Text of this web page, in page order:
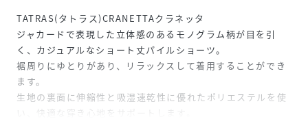
TATRAS(タトラス)CRANETTAクラネッタ
ジャカードで表現した立体感のあるモノグラム柄が目を引
く、カジュアルなショート丈パイルショーツ。
裾周りにゆとりがあり、リラックスして着用することができ
ます。
生地の裏面に伸縮性と吸湿速乾性に優れたポリエステルを使
い、快適な穿き心地をサポートします。